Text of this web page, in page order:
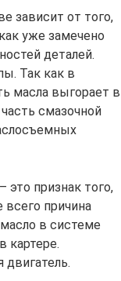
зависит от того,
уже замечено
деталей.
Так как в
масла выгорает в
смазочной
признак того,
всего причина
в системе
картере.
двигатель.